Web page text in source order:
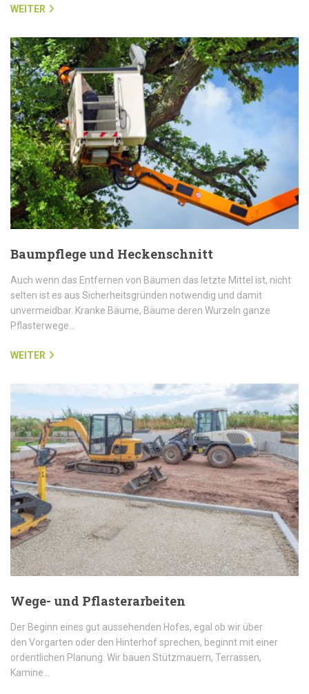
WEITER
Baumpflege und Heckenschnitt
Auch wenn das Entfernen von Bäumen das letzte Mittel ist, nicht
selten ist es aus Sicherheitsgründen notwendig und damit
unvermeidbar. Kranke Bäume, Bäume deren Wurzeln ganze
Pflasterwege…
WEITER
Wege- und Pflasterarbeiten
Der Beginn eines gut aussehenden Hofes, egal ob wir über
den Vorgarten oder den Hinterhof sprechen, beginnt mit einer
ordentlichen Planung. Wir bauen Stützmauern, Terrassen,
Kamine…